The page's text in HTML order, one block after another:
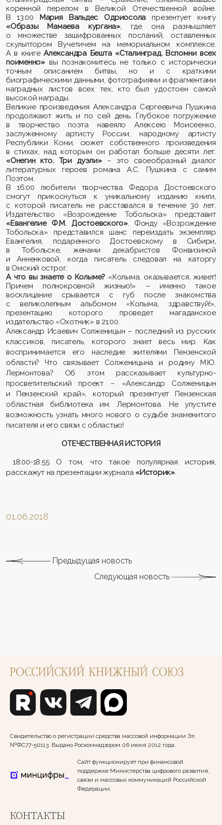
коренной перелом в Великой Отечественной войне.
В 13:00 Мария Вальдес Одриосола презентует книгу
«Образы Мамаева кургана», где она размышляет
о множестве зашифрованных посланий, оставленных
скульптором Вучетичем на мемориальном комплексе.
А в книгеАлександра Бешта «Сталинград. Вспомни всех
поименно»вы познакомитесь не только с исторически
точным описанием битвы, но и с краткими
биографическими данными, фотографиями и фрагментами
наградных листов всех тех, кто был удостоен самой
высокой награды.
Великие произведения Александра Сергеевича Пушкина
продолжают жить и по сей день. Глубокое погружение
в творчество поэта навеяло Алексею Моисеенко,
заслуженному артисту России, народному артисту
Республики Коми, сюжет собственного произведения
в стихах, над которым он работал больше десяти лет.
«Онегин кто. Три дуэли»– это своеобразный диалог
литературных героев романа А.С. Пушкина с самим
Поэтом.
В 16:00 любители творчества Федора Достоевского
смогут прикоснуться к уникальному изданию книги,
с которой писатель не расставался в течение 30 лет.
Издательство «Возрождение Тобольска» представит
«Евангелие Ф.М. Достоевского». Фонду «Возрождение
Тобольска» представился шанс переиздать экземпляр
Евангелия, подаренного Достоевскому в Сибири,
в Тобольске, женами декабристов Фонвизиной
и Анненковой, когда писатель следовал на каторгу
в Омский острог.
А что вы знаете о Колыме? «Колыма, оказывается, живет!
Причем полнокровной жизнью!» – именно такое
восклицание срывается с губ после знакомства
с великолепным альбомом «Колыма, здравствуй!»,
презентацию которого проведет магаданское
издательство «Охотник» в 21:00.
Александр Исаевич Солженицын – последний из русских
классиков, писатель, которого знает весь мир. Как
воспринимается его наследие жителями Пензенской
области? Что связывает Солженицына и родину М.Ю.
Лермонтова? Об этом рассказывает культурно-
просветительский проект – «Александр Солженицын
и Пензенский край», который презентует Пензенская
областная библиотека им. Лермонтова. Не упустите
возможность узнать много нового о судьбе знаменитого
писателя и его связи с областью!
ОТЕЧЕСТВЕННАЯ ИСТОРИЯ
18:00-18:55 О том, что такое популярная история,
расскажут на презентации журнала «Историк».
01.06.2018
Предыдущая новость
Следующая новость
Свидетельство о регистрации средства массовой информации Эл
№ФС77-50113. Выдано Роскомнадзором 06 июня 2012 года.
Сайт функционирует при финансовой
поддержке Министерства цифрового развития,
связи и массовых коммуникаций Российской
Федерации.
КОНТАКТЫ